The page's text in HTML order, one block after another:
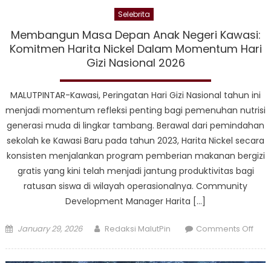
Selebrita
Membangun Masa Depan Anak Negeri Kawasi:
Komitmen Harita Nickel Dalam Momentum Hari
Gizi Nasional 2026
MALUTPINTAR-Kawasi, Peringatan Hari Gizi Nasional tahun ini
menjadi momentum refleksi penting bagi pemenuhan nutrisi
generasi muda di lingkar tambang. Berawal dari pemindahan
sekolah ke Kawasi Baru pada tahun 2023, Harita Nickel secara
konsisten menjalankan program pemberian makanan bergizi
gratis yang kini telah menjadi jantung produktivitas bagi
ratusan siswa di wilayah operasionalnya. Community
Development Manager Harita […]
Posted
January 29, 2026 Author
Redaksi MalutPin Comments Offon